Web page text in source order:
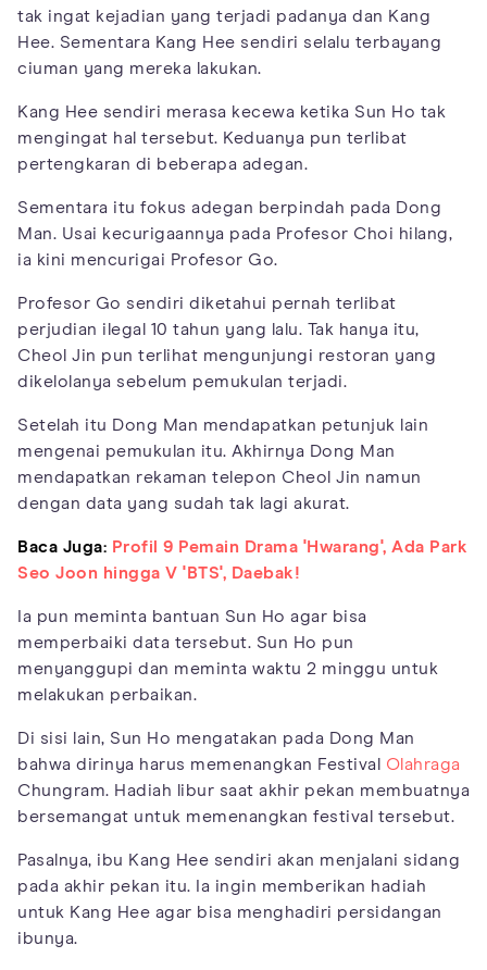
tak ingat kejadian yang terjadi padanya dan Kang
Hee. Sementara Kang Hee sendiri selalu terbayang
ciuman yang mereka lakukan.
Kang Hee sendiri merasa kecewa ketika Sun Ho tak
mengingat hal tersebut. Keduanya pun terlibat
pertengkaran di beberapa adegan.
Sementara itu fokus adegan berpindah pada Dong
Man. Usai kecurigaannya pada Profesor Choi hilang,
ia kini mencurigai Profesor Go.
Profesor Go sendiri diketahui pernah terlibat
perjudian ilegal 10 tahun yang lalu. Tak hanya itu,
Cheol Jin pun terlihat mengunjungi restoran yang
dikelolanya sebelum pemukulan terjadi.
Setelah itu Dong Man mendapatkan petunjuk lain
mengenai pemukulan itu. Akhirnya Dong Man
mendapatkan rekaman telepon Cheol Jin namun
dengan data yang sudah tak lagi akurat.
Baca Juga: Profil 9 Pemain Drama 'Hwarang', Ada Park
Seo Joon hingga V 'BTS', Daebak!
Ia pun meminta bantuan Sun Ho agar bisa
memperbaiki data tersebut. Sun Ho pun
menyanggupi dan meminta waktu 2 minggu untuk
melakukan perbaikan.
Di sisi lain, Sun Ho mengatakan pada Dong Man
bahwa dirinya harus memenangkan Festival Olahraga
Chungram. Hadiah libur saat akhir pekan membuatnya
bersemangat untuk memenangkan festival tersebut.
Pasalnya, ibu Kang Hee sendiri akan menjalani sidang
pada akhir pekan itu. Ia ingin memberikan hadiah
untuk Kang Hee agar bisa menghadiri persidangan
ibunya.